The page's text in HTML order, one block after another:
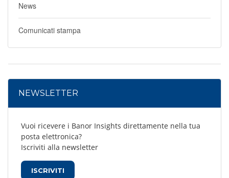
News
Comunicati stampa
NEWSLETTER
Vuoi ricevere i Banor Insights direttamente nella tua
posta elettronica?
Iscriviti alla newsletter
ISCRIVITI